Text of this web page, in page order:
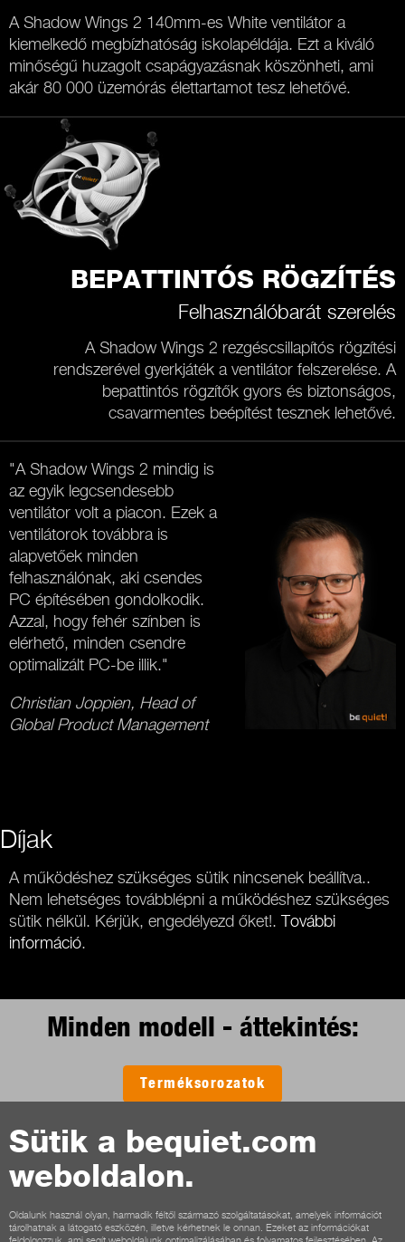
Sütik a bequiet.com
weboldalon.
Oldalunk használ olyan, harmadik féltől származó szolgáltatásokat, amelyek információt
tárolhatnak a látogató eszközén, illetve kérhetnek le onnan. Ezeket az információkat
feldolgozzuk, ami segít weboldalunk optimalizálásában és folyamatos fejlesztésében. Az
A Shadow Wings 2 140mm-es White ventilátor a
kiemelkedő megbízhatóság iskolapéldája. Ezt a kiváló
minőségű huzagolt csapágyazásnak köszönheti, ami
akár 80 000 üzemórás élettartamot tesz lehetővé.
BEPATTINTÓS RÖGZÍTÉS
Felhasználóbarát szerelés
A Shadow Wings 2 rezgéscsillapítós rögzítési
rendszerével gyerkjáték a ventilátor felszerelése. A
bepattintós rögzítők gyors és biztonságos,
csavarmentes beépítést tesznek lehetővé.
"A Shadow Wings 2 mindig is
az egyik legcsendesebb
ventilátor volt a piacon. Ezek a
ventilátorok továbbra is
alapvetőek minden
felhasználónak, aki csendes
PC építésében gondolkodik.
Azzal, hogy fehér színben is
elérhető, minden csendre
optimalizált PC-be illik."
Christian Joppien, Head of
Global Product Management
Díjak
A működéshez szükséges sütik nincsenek beállítva..
Nem lehetséges továbblépni a működéshez szükséges
sütik nélkül. Kérjük, engedélyezd őket!.További
információ.
Minden modell - áttekintés:
Terméksorozatok
Kapcsolat
Általános feltételek Adatvédelem Sütik
Impresszum